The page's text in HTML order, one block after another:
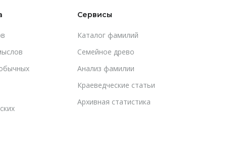
Сервисы
Каталог фамилий
Cемейное древо
Анализ фамилии
Краеведческие статьи
Архивная статистика